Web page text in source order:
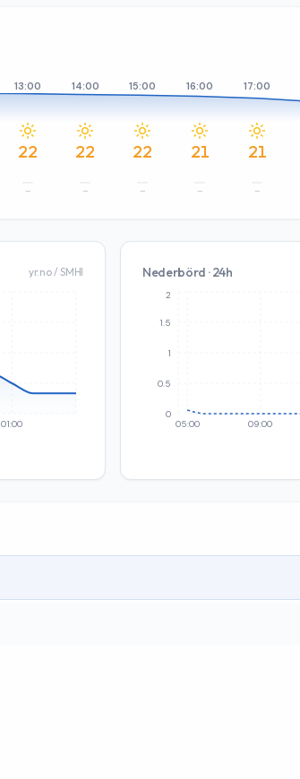
13:00
22
–
14:00
22
–
15:00
22
–
16:00
21
–
17:00
21
–
yr.no / SMHI
01:00
Nederbörd · 24h
05:00 09:00
0
0.5
1
1.5
2